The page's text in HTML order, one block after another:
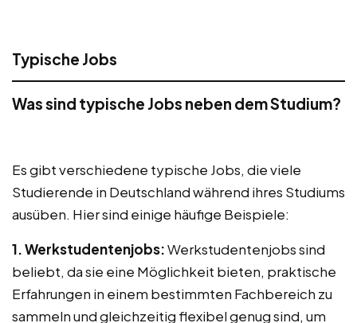
Typische Jobs
Was sind typische Jobs neben dem Studium?
Es gibt verschiedene typische Jobs, die viele
Studierende in Deutschland während ihres Studiums
ausüben. Hier sind einige häufige Beispiele:
1. Werkstudentenjobs:Werkstudentenjobs sind
beliebt, da sie eine Möglichkeit bieten, praktische
Erfahrungen in einem bestimmten Fachbereich zu
sammeln und gleichzeitig flexibel genug sind, um